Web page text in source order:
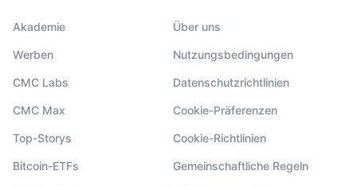
Akademie
Werben
CMC Labs
CMC Max
Top-Storys
Bitcoin-ETFs
Über uns
Nutzungsbedingungen
Datenschutzrichtlinien
Cookie-Präferenzen
Cookie-Richtlinien
Gemeinschaftliche Regeln